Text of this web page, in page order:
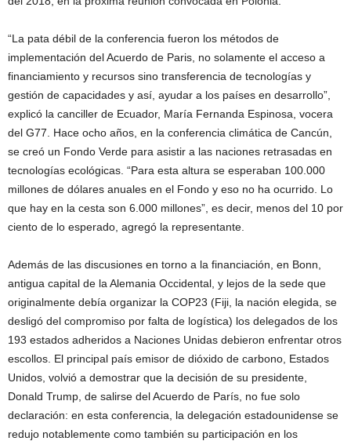
“La pata débil de la conferencia fueron los métodos de
implementación del Acuerdo de Paris, no solamente el acceso a
financiamiento y recursos sino transferencia de tecnologías y
gestión de capacidades y así, ayudar a los países en desarrollo”,
explicó la canciller de Ecuador, María Fernanda Espinosa, vocera
del G77. Hace ocho años, en la conferencia climática de Cancún,
se creó un Fondo Verde para asistir a las naciones retrasadas en
tecnologías ecológicas. “Para esta altura se esperaban 100.000
millones de dólares anuales en el Fondo y eso no ha ocurrido. Lo
que hay en la cesta son 6.000 millones”, es decir, menos del 10 por
ciento de lo esperado, agregó la representante.
Además de las discusiones en torno a la financiación, en Bonn,
antigua capital de la Alemania Occidental, y lejos de la sede que
originalmente debía organizar la COP23 (Fiji, la nación elegida, se
desligó del compromiso por falta de logística) los delegados de los
193 estados adheridos a Naciones Unidas debieron enfrentar otros
escollos. El principal país emisor de dióxido de carbono, Estados
Unidos, volvió a demostrar que la decisión de su presidente,
Donald Trump, de salirse del Acuerdo de París, no fue solo
declaración: en esta conferencia, la delegación estadounidense se
redujo notablemente como también su participación en los